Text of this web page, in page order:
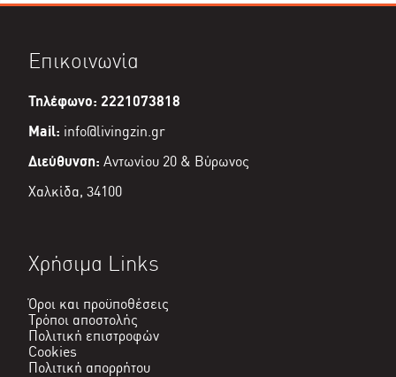
was:
τρέχουσα
Επικοινωνία
Τηλέφωνο: 2221073818
Mail: info@livingzin.gr
Διεύθυνση: Αντωνίου 20 & Βύρωνος
Χαλκίδα, 34100
Χρήσιμα Links
Όροι και προϋποθέσεις
Τρόποι αποστολής
Πολιτική επιστροφών
Cookies
Πολιτική απορρήτου